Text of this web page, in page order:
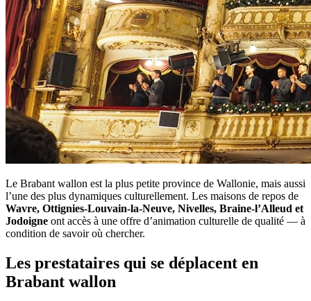
Le Brabant wallon est la plus petite province de Wallonie, mais aussi
l’une des plus dynamiques culturellement. Les maisons de repos de
Wavre, Ottignies-Louvain-la-Neuve, Nivelles, Braine-l’Alleud et
Jodoigne ont accès à une offre d’animation culturelle de qualité — à
condition de savoir où chercher.
Les prestataires qui se déplacent en
Brabant wallon